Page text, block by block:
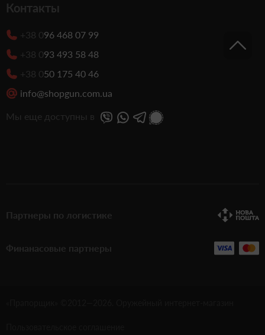
Контакты
+38 096 468 07 99
+38 093 493 58 48
+38 050 175 40 46
info@shopgun.com.ua
Мы еще доступны в
Партнеры по логистике
Финанасовые партнеры